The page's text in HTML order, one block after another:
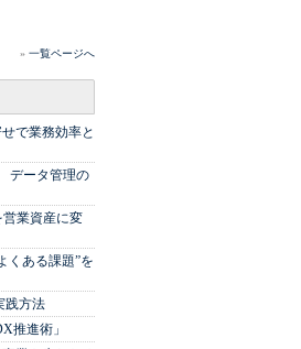
» 一覧ページへ
で業務効率と
データ管理の
業資産に変
くある課題”を
践方法
推進術」